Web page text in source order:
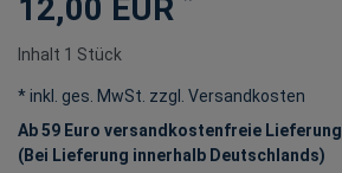
12,00 EUR
Inhalt 1 Stück
* inkl. ges. MwSt. zzgl.
Versandkosten
Ab 59 Euro versandkostenfreie Lieferung
(Bei Lieferung innerhalb Deutschlands)